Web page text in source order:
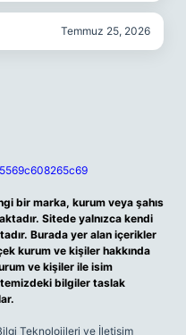
Temmuz 25, 2026
bir marka, kurum veya şahıs
Sitede yalnızca kendi
Burada yer alan içerikler
kurum ve kişiler hakkında
ve kişiler ile isim
bilgiler taslak
Teknolojileri ve İletişim